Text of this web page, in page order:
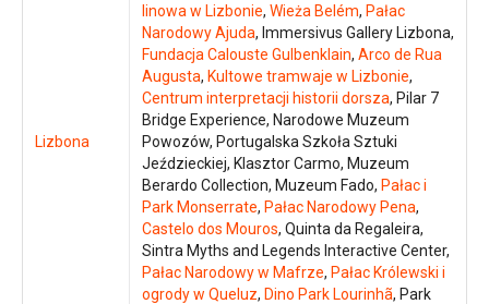
Lizbona
linowa w Lizbonie, Wieża Belém, Pałac
Narodowy Ajuda, Immersivus Gallery Lizbona,
Fundacja Calouste Gulbenklain, Arco de Rua
Augusta, Kultowe tramwaje w Lizbonie,
Centrum interpretacji historii dorsza, Pilar 7
Bridge Experience, Narodowe Muzeum
Powozów, Portugalska Szkoła Sztuki
Jeździeckiej, Klasztor Carmo, Muzeum
Berardo Collection, Muzeum Fado, Pałac i
Park Monserrate, Pałac Narodowy Pena,
Castelo dos Mouros, Quinta da Regaleira,
Sintra Myths and Legends Interactive Center,
Pałac Narodowy w Mafrze, Pałac Królewski i
ogrody w Queluz, Dino Park Lourinhã, Park